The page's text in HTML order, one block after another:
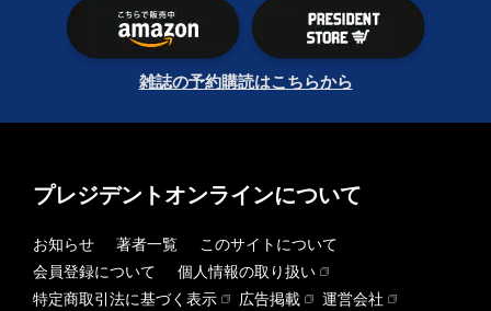
雑誌の予約購読はこちらから
プレジデントオンラインについて
お知らせ 著者一覧
このサイトについて
会員登録について
個人情報の取り扱い
特定商取引法に基づく表示
広告掲載
運営会社